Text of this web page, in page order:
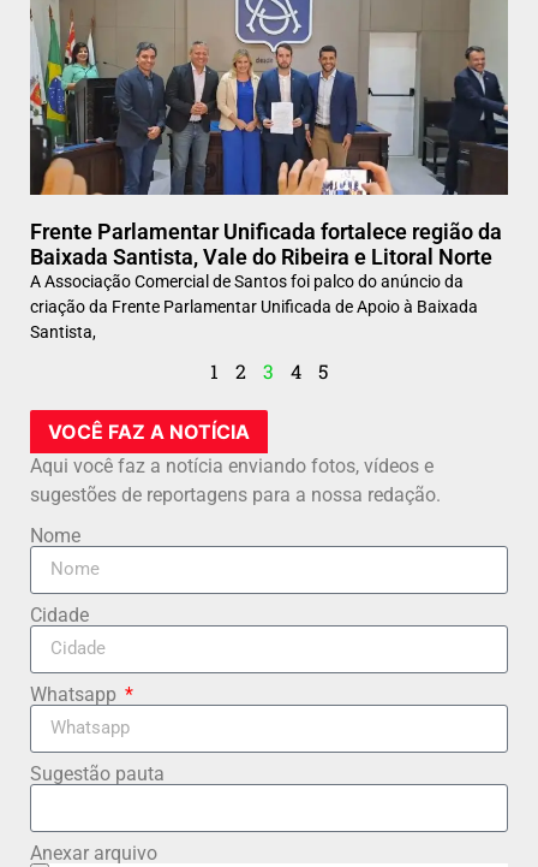
Frente Parlamentar Unificada fortalece região da
Baixada Santista, Vale do Ribeira e Litoral Norte
A Associação Comercial de Santos foi palco do anúncio da
criação da Frente Parlamentar Unificada de Apoio à Baixada
Santista,
1 2 3 4 5
VOCÊ FAZ A NOTÍCIA
Aqui você faz a notícia enviando fotos, vídeos e
sugestões de reportagens para a nossa redação.
Nome
Cidade
Whatsapp
Sugestão pauta
Anexar arquivo